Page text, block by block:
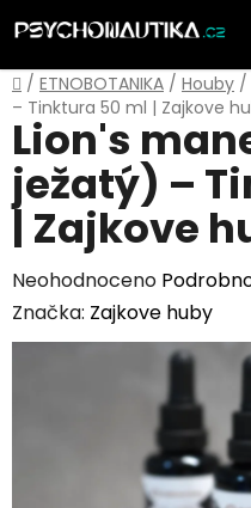
na
obsah
Domů
/ ETNOBOTANIKA / Houby /
– Tinktura 50 ml | Zajkove
Lion's
ježatý) –
| Zajkove
Průměrné
hodnocení
produktu
Neohodnoceno
Značka: Zajkove huby